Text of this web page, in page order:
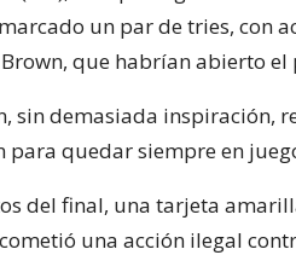
un par de tries, con
que habrían abierto
sin demasiada inspiración,
para quedar siempre en
del final, una tarjeta
una acción ilegal